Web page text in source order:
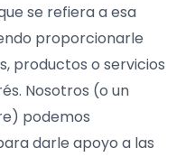
se refiera a esa
proporcionarle
productos o servicios
Nosotros (o un
podemos
darle apoyo a las